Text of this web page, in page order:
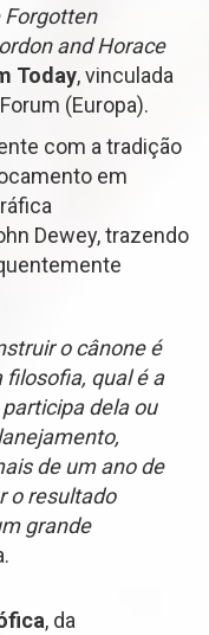
Forgotten
and Horace
Today, vinculada
(Europa).
com a tradição
em
Dewey, trazendo
o cânone é
qual é a
dela ou
de um ano de
o resultado
grande
, da